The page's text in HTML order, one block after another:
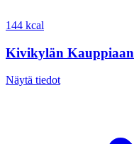
144 kcal
Kivikylän Kauppiaan
Näytä tiedot